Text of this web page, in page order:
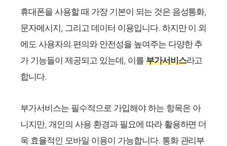
휴대폰을 사용할 때 가장 기본이 되는 것은 음성통화,
문자메시지, 그리고 데이터 이용입니다. 하지만 이 외
에도 사용자의 편의와 안전성을 높여주는 다양한 추
가 기능들이 제공되고 있는데, 이를 부가서비스라고
합니다.
부가서비스는 필수적으로 가입해야 하는 항목은 아
니지만, 개인의 사용 환경과 필요에 따라 활용하면 더
욱 효율적인 모바일 이용이 가능합니다. 통화 관리부